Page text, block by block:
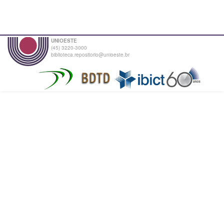
UNIOESTE
(45) 3220-3000
biblioteca.repositorio@unioeste.br